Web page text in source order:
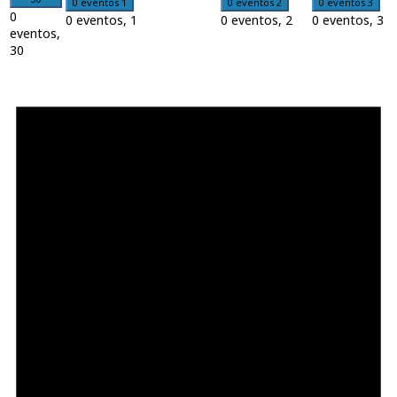
0
eventos,
30
0 eventos, 1 0 eventos, 2 0 eventos, 3